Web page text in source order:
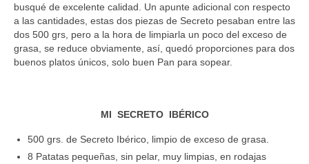
busqué de excelente calidad. Un apunte adicional con respecto
a las cantidades, estas dos piezas de Secreto pesaban entre las
dos 500 grs, pero a la hora de limpiarla un poco del exceso de
grasa, se reduce obviamente, así, quedó proporciones para dos
buenos platos únicos, solo buen Pan para sopear.
MI SECRETO IBÉRICO
500 grs. de Secreto Ibérico, limpio de exceso de grasa.
8 Patatas pequeñas, sin pelar, muy limpias, en rodajas